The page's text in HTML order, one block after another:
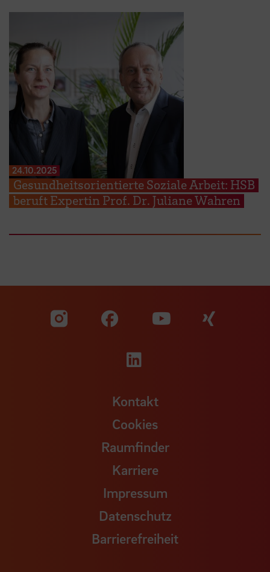
24.10.2025
Gesundheitsorientierte Soziale Arbeit: HSB
beruft Expertin Prof. Dr. Juliane Wahren
Zu unserer Facebook
Zu
Zu unserer
Kontakt
Cookies
Raumfinder
Karriere
Impressum
Datenschutz
Barrierefreiheit